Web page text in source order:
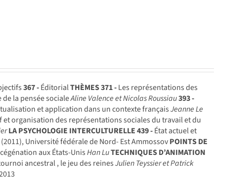
367 -ÉditorialTHÈMES371 -Les représentations des
de la pensée socialeAline Valence et Nicolas Roussiau393 -
et application dans un contexte françaisJeanne Le
organisation des représentations sociales du travail et du
LA PSYCHOLOGIE INTERCULTURELLE439 -État actuel et
Université fédérale de Nord- Est AmmossovPOINTS DE
aux États-UnisHan LuTECHNIQUES D’ANIMATION
ancestral , le jeu des reinesJulien Teyssier et Patrick